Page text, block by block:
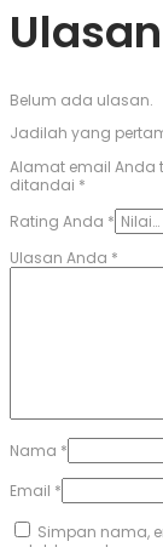
Ulasan
Belum ada ulasan.
Jadilah yang
Alamat email Anda
ditandai *
Rating Anda *
Ulasan Anda *
Nama *
Email *
Simpan nama,